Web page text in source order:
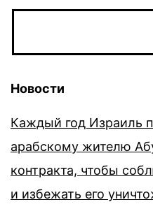
Новости
Каждый год Израиль
арабскому жителю
контракта, чтобы
и избежать его